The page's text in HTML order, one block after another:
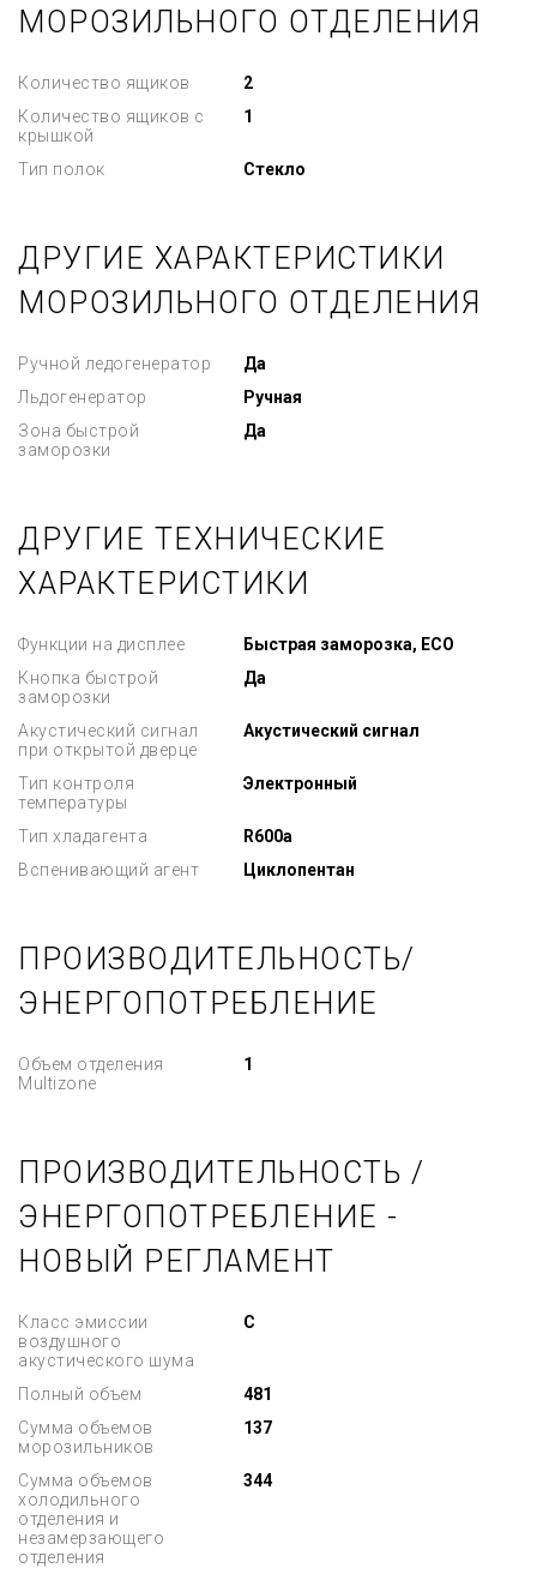
МОРОЗИЛЬНОГО ОТДЕЛЕНИЯ
Количество ящиков
2
Количество ящиков с
крышкой
1
Тип полок Стекло
ДРУГИЕ ХАРАКТЕРИСТИКИ
МОРОЗИЛЬНОГО ОТДЕЛЕНИЯ
Ручной ледогенератор
Да
Льдогенератор
Ручная
Зона быстрой
заморозки
Да
ДРУГИЕ ТЕХНИЧЕСКИЕ
ХАРАКТЕРИСТИКИ
Функции на дисплее
Быстрая заморозка, ECO
Кнопка быстрой
заморозки
Да
Акустический сигнал
при открытой дверце
Акустический сигнал
Тип контроля
температуры
Электронный
Тип хладагента
R600a
Вспенивающий агент
Циклопентан
ПРОИЗВОДИТЕЛЬНОСТЬ/
ЭНЕРГОПОТРЕБЛЕНИЕ
Объем отделения
Multizone
1
ПРОИЗВОДИТЕЛЬНОСТЬ /
ЭНЕРГОПОТРЕБЛЕНИЕ -
НОВЫЙ РЕГЛАМЕНТ
Класс эмиссии
воздушного
акустического шума
C
Полный объем
481
Сумма объемов
морозильников
137
Сумма объемов
холодильного
отделения и
незамерзающего
отделения
344